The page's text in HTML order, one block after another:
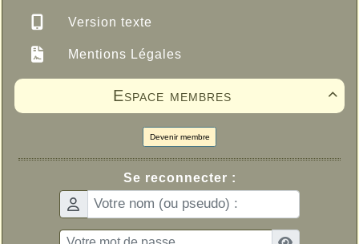
Version texte
Mentions Légales

Espace membres
Devenir membre
Se reconnecter :